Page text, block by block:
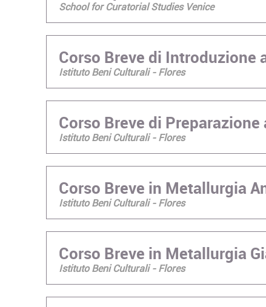
School for Curatorial Studies Venice
Corso Breve di Introduzione
Istituto Beni Culturali - Flores
Corso Breve di Preparazione
Istituto Beni Culturali - Flores
Corso Breve in Metallurgia
Istituto Beni Culturali - Flores
Corso Breve in Metallurgia
Istituto Beni Culturali - Flores